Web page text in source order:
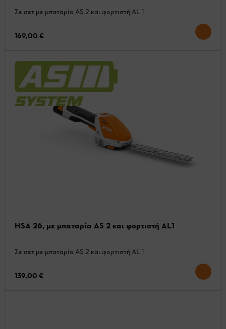
Σε σετ με μπαταρία AS 2 και φορτιστή AL 1
169,00 €
HSA 26, με μπαταρία AS 2 και φορτιστή AL1
Σε σετ με μπαταρία AS 2 και φορτιστή AL 1
139,00 €